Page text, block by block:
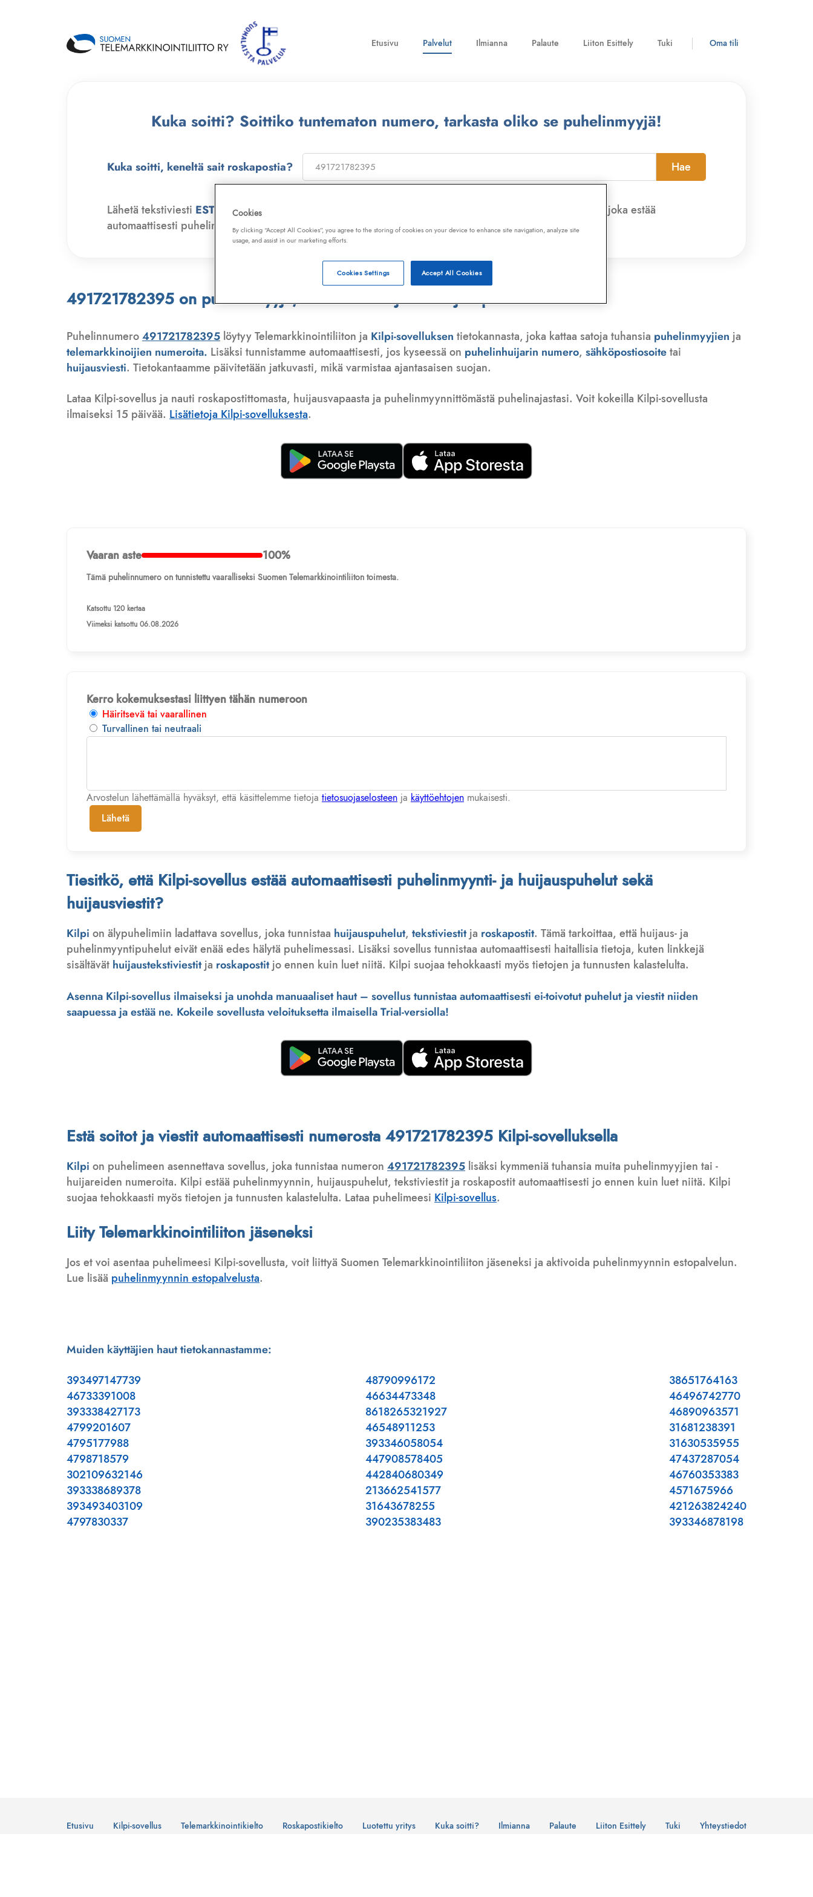
Etusivu Palvelut Ilmianna Palaute Liiton Esittely Tuki Oma tili
Kuka soitti? Soittiko tuntematon numero, tarkasta oliko se puhelinmyyjä!
Kuka soitti, keneltä sait roskapostia? Hae
Lähetä tekstiviesti ESTO numeroon
, niin saat laajan telemarkkinointikiellon ja Kilpi-sovelluksen, joka estää
automaattisesti puhelinmyyjien soitot, huijaussoitot, huijausviestit ja roskapostit.
491721782395 on puhelinmyyjä, telemarkkinoija tai huijauspuhelu
Puhelinnumero491721782395 löytyy Telemarkkinointiliiton ja Kilpi-sovelluksen tietokannasta, joka kattaa satoja tuhansia puhelinmyyjien ja
telemarkkinoijien numeroita. Lisäksi tunnistamme automaattisesti, jos kyseessä on puhelinhuijarin numero, sähköpostiosoitetai
huijausviesti. Tietokantaamme päivitetään jatkuvasti, mikä varmistaa ajantasaisen suojan.
Lataa Kilpi-sovellus ja nauti roskapostittomasta, huijausvapaasta ja puhelinmyynnittömästä puhelinajastasi. Voit kokeilla Kilpi-sovellusta
ilmaiseksi 15 päivää. Lisätietoja Kilpi-sovelluksesta.
Vaaran aste 100%
Tämä puhelinnumero on tunnistettu vaaralliseksi Suomen Telemarkkinointiliiton toimesta.
Katsottu 120 kertaa
Viimeksi katsottu 06.08.2026
Kerro kokemuksestasi liittyen tähän numeroon
Häiritsevä tai vaarallinen
Turvallinen tai neutraali
Arvostelun lähettämällä hyväksyt, että käsittelemme tietoja tietosuojaselosteen ja käyttöehtojen mukaisesti.
Lähetä
Tiesitkö, että Kilpi-sovellus estää automaattisesti puhelinmyynti- ja huijauspuhelut sekä
huijausviestit?
Kilpi on älypuhelimiin ladattava sovellus, joka tunnistaa huijauspuhelut, tekstiviestitja roskapostit. Tämä tarkoittaa, että huijaus- ja
puhelinmyyntipuhelut eivät enää edes hälytä puhelimessasi. Lisäksi sovellus tunnistaa automaattisesti haitallisia tietoja, kuten linkkejä
sisältävät huijaustekstiviestitja roskapostitjo ennen kuin luet niitä. Kilpi suojaa tehokkaasti myös tietojen ja tunnusten kalastelulta.
Asenna Kilpi-sovellus ilmaiseksi ja unohda manuaaliset haut – sovellus tunnistaa automaattisesti ei-toivotut puhelut ja viestit niiden
saapuessa ja estää ne. Kokeile sovellusta veloituksetta ilmaisella Trial-versiolla!
Estä soitot ja viestit automaattisesti numerosta 491721782395 Kilpi-sovelluksella
Kilpi on puhelimeen asennettava sovellus, joka tunnistaa numeron 491721782395 lisäksi kymmeniä tuhansia muita puhelinmyyjien tai -
huijareiden numeroita. Kilpi estää puhelinmyynnin, huijauspuhelut, tekstiviestit ja roskapostit automaattisesti jo ennen kuin luet niitä. Kilpi
suojaa tehokkaasti myös tietojen ja tunnusten kalastelulta. Lataa puhelimeesi Kilpi-sovellus.
Liity Telemarkkinointiliiton jäseneksi
Jos et voi asentaa puhelimeesi Kilpi-sovellusta, voit liittyä Suomen Telemarkkinointiliiton jäseneksi ja aktivoida puhelinmyynnin estopalvelun.
Lue lisää puhelinmyynnin estopalvelusta.
Muiden käyttäjien haut tietokannastamme:
393497147739
46733391008
393338427173
4799201607
4795177988
4798718579
302109632146
393338689378
393493403109
4797830337
48790996172
46634473348
8618265321927
46548911253
393346058054
447908578405
442840680349
213662541577
31643678255
390235383483
38651764163
46496742770
46890963571
31681238391
31630535955
47437287054
46760353383
4571675966
421263824240
393346878198
Etusivu Kilpi-sovellus Telemarkkinointikielto Roskapostikielto Luotettu yritys Kuka soitti? Ilmianna Palaute Liiton Esittely Tuki
Yhteystiedot
Cookies
By clicking “Accept All Cookies”, you agree to the storing of cookies on your device to enhance site navigation, analyze site
usage, and assist in our marketing efforts.
Accept All Cookies
Cookies Settings